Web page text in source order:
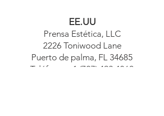
EE.UU
Prensa Estética, LLC
2226 Toniwood Lane
Puerto de palma, FL 34685
Teléfono:
+1 (727) 493 4062